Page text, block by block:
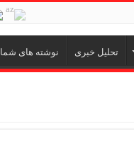
تحلیل خبری نوشته های شما